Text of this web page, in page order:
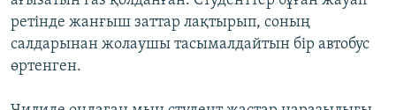
ретінде жанғыш заттар лақтырып, соның
салдарынан жолаушы тасымалдайтын бір автобус
өртенген.